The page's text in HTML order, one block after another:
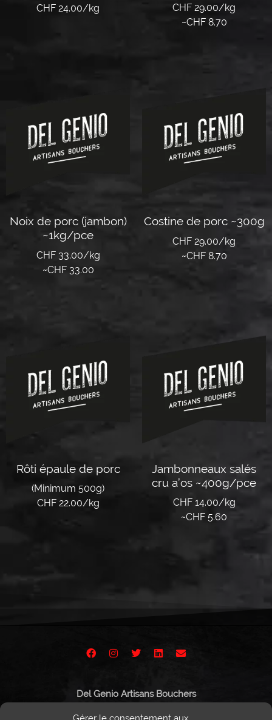
CHF 24.00/kg
CHF 29.00/kg
~CHF8.70
Noix de porc (jambon)
~1kg/pce
CHF 33.00/kg
~CHF33.00
Costine de porc ~300g
CHF 29.00/kg
~CHF8.70
Rôti épaule de porc
(Minimum 500g)
CHF 22.00/kg
Jambonneaux salés
cru a’os ~400g/pce
CHF 14.00/kg
~CHF 5.60
Del Genio Artisans Bouchers